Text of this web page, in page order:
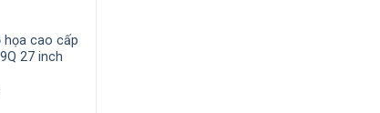
họa cao cấp
27 inch